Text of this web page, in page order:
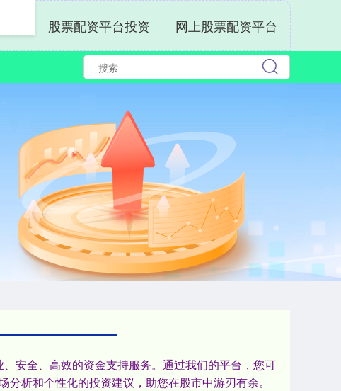
股票配资平台投资 网上股票配资平台
安全、高效的资金支持服务。通过我们的平台，您可
析和个性化的投资建议，助您在股市中游刃有余。